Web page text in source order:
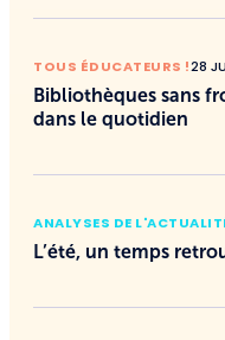
TOUS ÉDUCATEURS !28
Bibliothèques sans
dans le quotidien
ANALYSES DE
L’été, un temps